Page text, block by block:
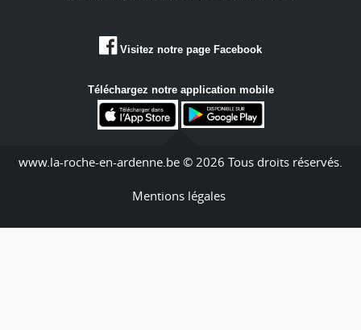
Visitez notre page Facebook
Téléchargez notre application mobile
www.la-roche-en-ardenne.be © 2026 Tous droits réservés.
Mentions légales